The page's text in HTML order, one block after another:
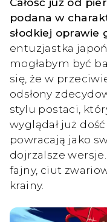
podana w
słodkiej oprawie
entuzjastka
mogłabym być
się, że w
odsłony
stylu postaci,
wyglądał już
powracają jako
dojrzalsze
fajny, ciut
krainy.